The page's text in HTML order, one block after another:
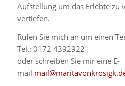
Aufstellung um das Erlebte zu
vertiefen.
Rufen Sie mich an um einen
Tel.: 0172 4392922
oder schreiben Sie mir eine E-
mail